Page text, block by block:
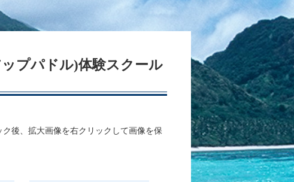
プパドル)体験スクール
後、拡大画像を右クリックして画像を保